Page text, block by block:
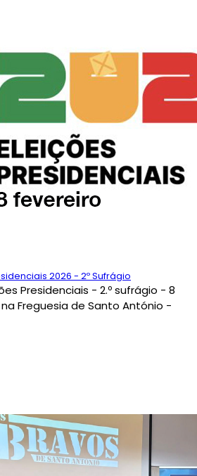
2026 - 2º Sufrágio
Presidenciais - 2.º sufrágio - 8
Freguesia de Santo António -